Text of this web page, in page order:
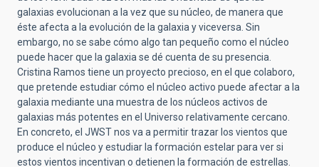
galaxias evolucionan a la vez que su núcleo, de manera que
éste afecta a la evolución de la galaxia y viceversa. Sin
embargo, no se sabe cómo algo tan pequeño como el núcleo
puede hacer que la galaxia se dé cuenta de su presencia.
Cristina Ramos tiene un proyecto precioso, en el que colaboro,
que pretende estudiar cómo el núcleo activo puede afectar a la
galaxia mediante una muestra de los núcleos activos de
galaxias más potentes en el Universo relativamente cercano.
En concreto, el JWST nos va a permitir trazar los vientos que
produce el núcleo y estudiar la formación estelar para ver si
estos vientos incentivan o detienen la formación de estrellas.